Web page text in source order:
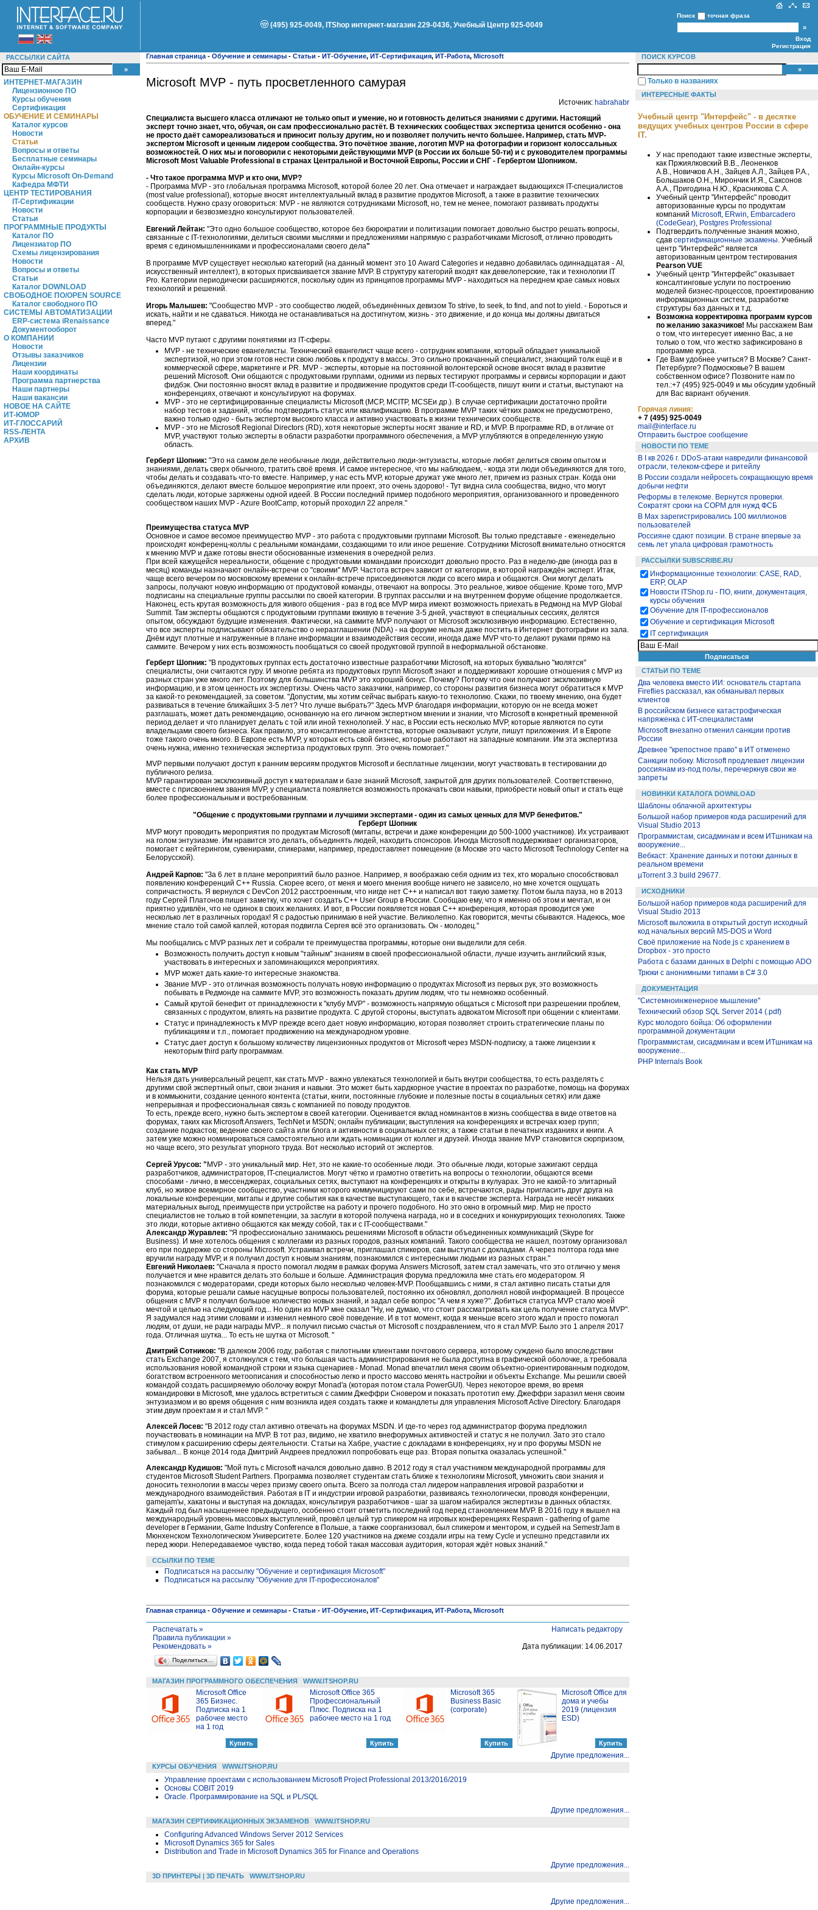
(495) 925-0049, ITShop интернет-магазин 229-0436, Учебный Центр 925-0049
Поиск точная фраза
Вход
Регистрация
РАССЫЛКИ САЙТА
ИНТЕРНЕТ-МАГАЗИН
Лицензионное ПО
Курсы обучения
Сертификация
ОБУЧЕНИЕ И СЕМИНАРЫ
Каталог курсов
Новости
Статьи
Вопросы и ответы
Бесплатные семинары
Онлайн-курсы
Курсы Microsoft On-Demand
Кафедра МФТИ
ЦЕНТР ТЕСТИРОВАНИЯ
IT-Сертификации
Новости
Статьи
ПРОГРАММНЫЕ ПРОДУКТЫ
Каталог ПО
Лицензиатор ПО
Схемы лицензирования
Новости
Вопросы и ответы
Статьи
Каталог DOWNLOAD
СВОБОДНОЕ ПО/OPEN SOURCE
Каталог свободного ПО
СИСТЕМЫ АВТОМАТИЗАЦИИ
ERP-система iRenaissance
Документооборот
О КОМПАНИИ
Новости
Отзывы заказчиков
Лицензии
Наши координаты
Программа партнерства
Наши партнеры
Наши вакансии
НОВОЕ НА САЙТЕ
ИТ-ЮМОР
ИТ-ГЛОССАРИЙ
RSS-ЛЕНТА
АРХИВ
Главная страница - Обучение и семинары - Статьи - ИТ-Обучение, ИТ-Сертификация, ИТ-Работа, Microsoft
Microsoft MVP - путь просветленного самурая
Источник: habrahabr
Специалиста высшего класса отличают не только опыт и умение, но и готовность делиться знаниями с другими. Настоящий
эксперт точно знает, что, обучая, он сам профессионально растёт. В технических сообществах экспертиза ценится особенно - она
не просто даёт самореализоваться и приносит пользу другим, но и позволяет получить нечто большее. Например, стать MVP-
экспертом Microsoft и ценным лидером сообщества. Это почётное звание, логотип MVP на фотографии и горизонт колоссальных
возможностей. О них мы и поговорили с некоторыми действующими MVP (в России их больше 50-ти) и с руководителем программы
Microsoft Most Valuable Professional в странах Центральной и Восточной Европы, России и СНГ - Гербертом Шопником.
- Что такое программа MVP и кто они, MVP?
- Программа MVP - это глобальная программа Microsoft, которой более 20 лет. Она отмечает и награждает выдающихся IT-специалистов
(most value professional), которые вносят интеллектуальный вклад в развитие продуктов Microsoft, а также в развитие технических
сообществ. Нужно сразу оговориться: MVP - не являются сотрудниками Microsoft, но, тем не менее, помогают развивать продукты
корпорации и безвозмездно консультируют пользователей.
Евгений Лейтан: "Это одно большое сообщество, которое без бюрократии и политизации помогает довольно быстро решать вопросы,
связанные с IT-технологиями, делиться своими мыслями и предложениями напрямую с разработчиками Microsoft, отлично проводить
время с единомышленниками и профессионалами своего дела"
В программе MVP существует несколько категорий (на данный момент это 10 Award Categories и недавно добавилась одиннадцатая - AI,
искусственный интеллект), в которых присваивается звание MVP. В структуру категорий входят как девелоперские, так и технологии IT
Pro. Категории периодически расширяются, поскольку один из принципов программы MVP - находиться на переднем крае самых новых
технологий и решений.
Игорь Малышев: "Сообщество MVP - это сообщество людей, объединённых девизом То strive, to seek, to find, and not to yield. - Бороться и
искать, найти и не сдаваться. Никогда не останавливаться на достигнутом, жизнь - это движение, и до конца мы должны двигаться
вперед."
Часто MVP путают с другими понятиями из IT-сферы.
MVP - не технические евангелисты. Технический евангелист чаще всего - сотрудник компании, который обладает уникальной
экспертизой, но при этом готов нести свою любовь к продукту в массы. Это сильно прокачанный специалист, знающий толк ещё и в
коммерческой сфере, маркетинге и PR. MVP - эксперты, которые на постоянной волонтерской основе вносят вклад в развитие
решений Microsoft. Они общаются с продуктовыми группами, одними из первых тестируют программы и сервисы корпорации и дают
фидбэк. Они постоянно вносят вклад в развитие и продвижение продуктов среди IT-сообществ, пишут книги и статьи, выступают на
конференциях, отвечают и консультируют на форумах.
MVP - это не сертифицированные специалисты Microsoft (MCP, MCITP, MCSEи др.). В случае сертификации достаточно пройти
набор тестов и заданий, чтобы подтвердить статус или квалификацию. В программе MVP таких чётких рамок не предусмотрено,
важно только одно - быть экспертом высокого класса и активно участвовать в жизни технических сообществ.
MVP - это не Microsoft Regional Directors (RD), хотя некоторые эксперты носят звание и RD, и MVP. В программе RD, в отличие от
MVP, участвуют только эксперты в области разработки программного обеспечения, а MVP углубляются в определенную узкую
область.
Герберт Шопник: "Это на самом деле необычные люди, действительно люди-энтузиасты, которые любят делиться своим опытом и
знаниями, делать сверх обычного, тратить своё время. И самое интересное, что мы наблюдаем, - когда эти люди объединяются для того,
чтобы делать и создавать что-то вместе. Например, у нас есть MVP, которые дружат уже много лет, причем из разных стран. Когда они
объединяются, делают вместе большое мероприятие или проект, это очень здорово! - Тут видна сила сообщества, видно, что могут
сделать люди, которые заряжены одной идеей. В России последний пример подобного мероприятия, организованного и проведенного
сообществом наших MVP - Azure BootCamp, который проходил 22 апреля."
Преимущества статуса MVP
Основное и самое весомое преимущество MVP - это работа с продуктовыми группами Microsoft. Вы только представьте - еженедельно
происходят конференц-коллы с реальными командами, создающими то или иное решение. Сотрудники Microsoft внимательно относятся
к мнению MVP и даже готовы внести обоснованные изменения в очередной релиз.
При всей кажущейся нереальности, общение с продуктовыми командами происходит довольно просто. Раз в неделю-две (иногда раз в
месяц) команды назначают онлайн-встречи со "своими" MVP. Частота встреч зависит от категории, в которой награждён эксперт. Итак,
чаще всего вечером по московскому времени к онлайн-встрече присоединяются люди со всего мира и общаются. Они могут делать
запросы, получают новую информацию от продуктовой команды, отвечают на вопросы. Это реальное, живое общение. Кроме того, MVP
подписаны на специальные группы рассылки по своей категории. В группах рассылки и на внутреннем форуме общение продолжается.
Наконец, есть крутая возможность для живого общения - раз в год все MVP мира имеют возможность приехать в Редмонд на MVP Global
Summit. Там эксперты общаются с продуктовыми группами вживую в течение 3-5 дней, участвуют в специальных сессиях, делятся
опытом, обсуждают будущие изменения. Фактически, на саммите MVP получают от Microsoft эксклюзивную информацию. Естественно,
что все эксперты подписывают обязательство о неразглашении (NDA) - на форуме нельзя даже постить в Интернет фотографии из зала.
Днём идут плотные и нагруженные в плане информации и взаимодействия сессии, иногда даже MVP что-то делают руками прямо на
саммите. Вечером у них есть возможность пообщаться со своей продуктовой группой в неформальной обстановке.
Герберт Шопник: "В продуктовых группах есть достаточно известные разработчики Microsoft, на которых буквально "молятся"
специалисты, они считаются гуру. И многие ребята из продуктовых групп Microsoft знают и поддерживают хорошие отношения с MVP из
разных стран уже много лет. Поэтому для большинства MVP это хороший бонус. Почему? Потому что они получают эксклюзивную
информацию, и в этом ценность их экспертизы. Очень часто заказчики, например, со стороны развития бизнеса могут обратиться к MVP
за какой-то рекомендацией, за советом. "Допустим, мы хотим сейчас выбрать какую-то технологию. Скажи, по твоему мнению, она будет
развиваться в течение ближайших 3-5 лет? Что лучше выбрать?" Здесь MVP благодаря информации, которую он не всегда может
разглашать, может дать рекомендацию, основанную на его личном экспертном мнении и знании, что Microsoft в конкретный временной
период делает и что планирует делать с той или иной технологией. У нас, в России есть несколько MVP, которые являются по сути
владельцами своего бизнеса. Как правило, это консалтинговые агентства, которые оказывают услуги, пишут приложения. И в Европе
тоже такого очень много. В Европе есть MVP, у которых есть свой бизнес, которые работают на западные компании. Им эта экспертиза
очень нужна, именно техническая экспертиза продуктовых групп. Это очень помогает."
MVP первыми получают доступ к ранним версиям продуктов Microsoft и бесплатные лицензии, могут участвовать в тестировании до
публичного релиза.
MVP гарантирован эксклюзивный доступ к материалам и базе знаний Microsoft, закрытой для других пользователей. Соответственно,
вместе с присвоением звания MVP, у специалиста появляется возможность прокачать свои навыки, приобрести новый опыт и стать еще
более профессиональным и востребованным.
"Общение с продуктовыми группами и лучшими экспертами - один из самых ценных для MVP бенефитов."
Герберт Шопник
MVP могут проводить мероприятия по продуктам Microsoft (митапы, встречи и даже конференции до 500-1000 участников). Их устраивают
на голом энтузиазме. Им нравится это делать, объединять людей, находить спонсоров. Иногда Microsoft поддерживает организаторов,
помогает с кейтерингом, сувенирами, спикерами, например, предоставляет помещение (в Москве это часто Microsoft Technology Center на
Белорусской).
Андрей Карпов: "За 6 лет в плане мероприятий было разное. Например, я воображаю себя одним из тех, кто морально способствовал
появлению конференций C++ Russia. Скорее всего, от меня и моего мнения вообще ничего не зависело, но мне хочется ощущать
сопричастность. Я вернулся с DevCon 2012 расстроенным, что нигде нет C++ и написал вот такую заметку. Потом была пауза, но в 2013
году Сергей Платонов пишет заметку, что хочет создать C++ User Group в России. Сообщаю ему, что я именно об этом и мечтал, и он
приятно удивлён, что не одинок в своих желаниях. И вот, в России появляется новая C++ конференция, которая проводится уже
несколько лет в различных городах! Я с радостью принимаю в ней участие. Великолепно. Как говорится, мечты сбываются. Надеюсь, мое
мнение стало той самой каплей, которая подвигла Сергея всё это организовать. Он - молодец."
Мы пообщались с MVP разных лет и собрали те преимущества программы, которые они выделили для себя.
Возможность получить доступ к новым "тайным" знаниям в своей профессиональной области, лучше изучить английский язык,
участвовать в интересных и запоминающихся мероприятиях.
MVP может дать какие-то интересные знакомства.
Звание MVP - это отличная возможность получать новую информацию о продуктах Microsoft из первых рук, это возможность
побывать в Редмонде на саммите MVP, это возможность показать другим людям, что ты немножко особенный.
Самый крутой бенефит от принадлежности к "клубу MVP" - возможность напрямую общаться с Microsoft при разрешении проблем,
связанных с продуктом, влиять на развитие продукта. С другой стороны, выступать адвокатом Microsoft при общении с клиентами.
Статус и принадлежность к MVP прежде всего дает новую информацию, которая позволяет строить стратегические планы по
публикациям и т.п., помогает продвижению на международном уровне.
Статус дает доступ к большому количеству лицензионных продуктов от Microsoft через MSDN-подписку, а также лицензии к
некоторым third party программам.
Как стать MVP
Нельзя дать универсальный рецепт, как стать MVP - важно увлекаться технологией и быть внутри сообщества, то есть разделять с
другими свой экспертный опыт, свои знания и навыки. Это может быть хардкорное участие в проектах по разработке, помощь на форумах
и в коммьюнити, создание ценного контента (статьи, книги, постоянные глубокие и полезные посты в социальных сетях) или даже
непрерывная и профессиональная связь с компанией по поводу продуктов.
То есть, прежде всего, нужно быть экспертом в своей категории. Оценивается вклад номинантов в жизнь сообщества в виде ответов на
форумах, таких как Microsoft Answers, TechNet и MSDN; онлайн публикации; выступления на конференциях и встречах юзер групп;
создание подкастов; ведение своего сайта или блога и активности в социальных сетях; а также статьи в печатных изданиях и книги. А
затем уже можно номинироваться самостоятельно или ждать номинации от коллег и друзей. Иногда звание MVP становится сюрпризом,
но чаще всего, это результат упорного труда. Вот несколько историй от экспертов.
Сергей Урусов: "MVP - это уникальный мир. Нет, это не какие-то особенные люди. Это обычные люди, которые зажигают сердца
разработчиков, администраторов, IT-специалистов. Могут чётко и грамотно ответить на вопросы о технологии, общаются всеми
способами - лично, в мессенджерах, социальных сетях, выступают на конференциях и открыты в кулуарах. Это не какой-то элитарный
клуб, но живое всемирное сообщество, участники которого коммуницируют сами по себе, встречаются, рады пригласить друг друга на
локальные конференции, митапы и другие события как в качестве выступающего, так и в качестве эксперта. Награда не несёт никаких
материальных выгод, преимуществ при устройстве на работу и прочего подобного. Но это окно в огромный мир. Мир не просто
специалистов не только в той компетенции, за заслуги в которой получена награда, но и в соседних и конкурирующих технологиях. Также
это люди, которые активно общаются как между собой, так и с IT-сообществами."
Александр Журавлев: "Я профессионально занимаюсь решениями Microsoft в области объединенных коммуникаций (Skype for
Business). И мне хотелось общения с коллегами из разных городов, разных компаний. Такого сообщества не нашел, поэтому организовал
его при поддержке со стороны Microsoft. Устраивал встречи, приглашал спикеров, сам выступал с докладами. А через полтора года мне
вручили награду MVP, и я получил доступ к новым знаниям, познакомился с интересными людьми из разных стран."
Евгений Николаев: "Сначала я просто помогал людям в рамках форума Answers Microsoft, затем стал замечать, что это отлично у меня
получается и мне нравится делать это больше и больше. Администрация форума предложила мне стать его модератором. Я
познакомился с модераторами, среди которых было несколько человек-MVP. Пообщавшись с ними, я стал активно писать статьи для
форума, которые решали самые насущные вопросы пользователей, постоянно их обновлял, дополнял новой информацией. В процессе
общения с MVP я получил большое количество новых знаний, и задал себе вопрос "А чем я хуже?". Добиться статуса MVP стало моей
мечтой и целью на следующий год... Но один из MVP мне сказал "Ну, не думаю, что стоит рассматривать как цель получение статуса MVP".
Я задумался над этими словами и изменил немного своё поведение. И в тот момент, когда я меньше всего этого ждал и просто помогал
людям, от души, не ради награды MVP... я получил письмо счастья от Microsoft с поздравлением, что я стал MVP. Было это 1 апреля 2017
года. Отличная шутка... То есть не шутка от Microsoft. "
Дмитрий Сотников: "В далеком 2006 году, работая с пилотными клиентами почтового сервера, которому суждено было впоследствии
стать Exchange 2007, я столкнулся с тем, что большая часть администрирования не была доступна в графической оболочке, а требовала
использования новой командной строки и языка сценариев - Monad. Monad впечатлил меня своим объектно-ориентированным подходом,
богатством встроенного метоописания и способностью легко и просто массово менять настройки и объекты Exchange. Мы решили своей
командой создать расширяемую оболочку вокруг Monad'a (которая потом стала PowerGUI). Через некоторое время, во время
командировки в Microsoft, мне удалось встретиться с самим Джеффри Сновером и показать прототип ему. Джеффри заразил меня своим
энтузиазмом и во время общения с ним возникла идея создать также и командлеты для управления Microsoft Active Directory. Благодаря
этим двум проектам я и стал MVP. "
Алексей Лосев: "В 2012 году стал активно отвечать на форумах MSDN. И где-то через год администратор форума предложил
поучаствовать в номинации на MVP. В тот раз, видимо, не хватило внефорумных активностей и статус я не получил. Зато это стало
стимулом к расширению сферы деятельности. Статьи на Хабре, участие с докладами в конференциях, ну и про форумы MSDN не
забывал... В конце 2014 года Дмитрий Андреев предложил попробовать еще раз. Вторая попытка оказалась успешной."
Александр Кудишов: "Мой путь с Microsoft начался довольно давно. В 2012 году я стал участником международной программы для
студентов Microsoft Student Partners. Программа позволяет студентам стать ближе к технологиям Microsoft, умножить свои знания и
доносить технологии в массы через призму своего опыта. Всего за полгода стал лидером направления игровой разработки и
международного взаимодействия. Работая в IT и индустрии игровой разработки, развиваясь технологически, проводя конференции,
gamejam'ы, хакатоны и выступая на докладах, консультируя разработчиков - шаг за шагом набирался экспертизы в данных областях.
Каждый год был насыщеннее предыдущего, особенно стоит отметить последний год перед становлением MVP. В 2016 году я вышел на
международный уровень массовых выступлений, провёл целый тур спикером на игровых конференциях Respawn - gathering of game
developer в Германии, Game Industry Conference в Польше, а также соорганизовал, был спикером и ментором, и судьей на SemestrJam в
Мюнхенском Технологическом Университете. Более 120 участников на джеме создали игры на тему Cycle и успешно представили их
перед жюри. Непередаваемое чувство, когда перед тобой такая массовая аудитория, которая ждёт новых знаний."
ССЫЛКИ ПО ТЕМЕ
Подписаться на рассылку "Обучение и сертификация Microsoft"
Подписаться на рассылку "Обучение для IT-профессионалов"
Главная страница - Обучение и семинары - Статьи - ИТ-Обучение, ИТ-Сертификация, ИТ-Работа, Microsoft
Распечатать »
Правила публикации »
Написать редактору
Рекомендовать »
Дата публикации: 14.06.2017
Поделиться…
МАГАЗИН ПРОГРАММНОГО ОБЕСПЕЧЕНИЯ WWW.ITSHOP.RU
Microsoft Office
365 Бизнес.
Подписка на 1
рабочее место
на 1 год
Microsoft Office 365
Профессиональный
Плюс. Подписка на 1
рабочее место на 1 год
Microsoft 365
Business Basic
(corporate)
Microsoft Office для
дома и учебы
2019 (лицензия
ESD)
Другие предложения...
КУРСЫ ОБУЧЕНИЯ WWW.ITSHOP.RU
Управление проектами с использованием Microsoft Project Professional 2013/2016/2019
Основы COBIT 2019
Oracle. Программирование на SQL и PL/SQL
Другие предложения...
МАГАЗИН СЕРТИФИКАЦИОННЫХ ЭКЗАМЕНОВ WWW.ITSHOP.RU
Configuring Advanced Windows Server 2012 Services
Microsoft Dynamics 365 for Sales
Distribution and Trade in Microsoft Dynamics 365 for Finance and Operations
Другие предложения...
3D ПРИНТЕРЫ | 3D ПЕЧАТЬ WWW.ITSHOP.RU
Другие предложения...
ПОИСК КУРСОВ
Только в названиях
ИНТЕРЕСНЫЕ ФАКТЫ
Учебный центр "Интерфейс" - в десятке
ведущих учебных центров России в сфере
IT.
У нас преподают такие известные эксперты,
как Пржиялковский В.В., Леоненков
А.В., Новичков А.Н., Зайцев А.Л., Зайцев Р.А.,
Большаков О.Н., Мирончик И.Я., Саксонов
А.А., Пригодина Н.Ю., Красникова С.А.
Учебный центр "Интерфейс" проводит
авторизованные курсы по продуктам
компаний Microsoft, ERwin Embarcadero
(CodeGear) Postgres Professional
Подтвердить полученные знания можно,
сдав сертификационные экзамены . Учебный
центр "Интерфейс" является
авторизованным центром тестирования
Pearson VUE
Учебный центр "Интерфейс" оказывает
консалтинговые услуги по построению
моделей бизнес-процессов, проектированию
информационных систем, разработке
структуры баз данных и т.д.
Возможна корректировка программ курсов
по желанию заказчиков! Мы расскажем Вам
о том, что интересует именно Вас, а не
только о том, что жестко зафиксировано в
программе курса.
Где Вам удобнее учиться? В Москве? Санкт-
Петербурге? Подмосковье? В вашем
собственном офисе? Позвоните нам по
тел.:+7 (495) 925-0049 и мы обсудим удобный
для Вас вариант обучения.
Горячая линия:
+ 7 (495) 925-0049
mail@interface.ru
Отправить быстрое сообщение
НОВОСТИ ПО ТЕМЕ
В I кв 2026 г. DDoS-атаки навредили финансовой
отрасли, телеком-сфере и ритейлу
В России создали нейросеть сокращающую время
добычи нефти
Реформы в телекоме. Вернутся проверки.
Сократят сроки на СОРМ для нужд ФСБ
В Max зарегистрировались 100 миллионов
пользователей
Россияне сдают позиции. В стране впервые за
семь лет упала цифровая грамотность
РАССЫЛКИ SUBSCRIBE.RU
Информационные технологии: CASE, RAD,
ERP, OLAP
Новости ITShop.ru - ПО, книги, документация,
курсы обучения
Обучение для IT-профессионалов
Обучение и сертификация Microsoft
IT сертификация
СТАТЬИ ПО ТЕМЕ
Два человека вместо ИИ: основатель стартапа
Fireflies рассказал, как обманывал первых
клиентов
В российском бизнесе катастрофическая
напряженка с ИТ-специалистами
Microsoft внезапно отменил санкции против
России
Древнее "крепостное право" в ИТ отменено
Санкции побоку. Microsoft продлевает лицензии
россиянам из-под полы, перечеркнув свои же
запреты
НОВИНКИ КАТАЛОГА DOWNLOAD
Шаблоны облачной архитектуры
Большой набор примеров кода расширений для
Visual Studio 2013
Программистам, сисадминам и всем ИТшникам на
вооружение...
Вебкаст: Хранение данных и потоки данных в
реальном времени
µTorrent 3.3 build 29677.
ИСХОДНИКИ
Большой набор примеров кода расширений для
Visual Studio 2013
Microsoft выложила в открытый доступ исходный
код начальных версий MS-DOS и Word
Своё приложение на Node.js с хранением в
Dropbox - это просто
Работа с базами данных в Delphi с помощью ADO
Трюки с анонимными типами в C# 3.0
ДОКУМЕНТАЦИЯ
"Системноинженерное мышление"
Технический обзор SQL Server 2014 (.pdf)
Курс молодого бойца: Об оформлении
программной документации
Программистам, сисадминам и всем ИТшникам на
вооружение...
PHP Internals Book